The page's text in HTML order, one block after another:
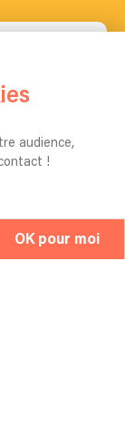
?
audience,
!
OK pour moi